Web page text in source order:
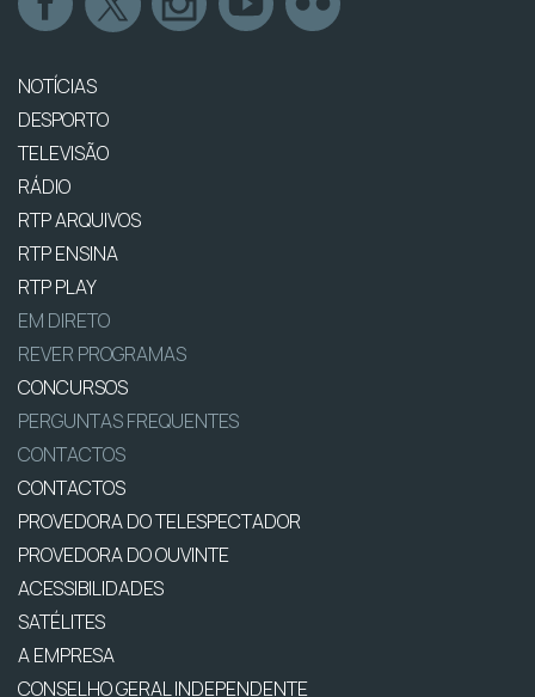
NOTÍCIAS
DESPORTO
TELEVISÃO
RÁDIO
RTP ARQUIVOS
RTP ENSINA
RTP PLAY
EM DIRETO
REVER PROGRAMAS
CONCURSOS
PERGUNTAS FREQUENTES
CONTACTOS
CONTACTOS
PROVEDORA DO TELESPECTADOR
PROVEDORA DO OUVINTE
ACESSIBILIDADES
SATÉLITES
A EMPRESA
CONSELHO GERAL INDEPENDENTE